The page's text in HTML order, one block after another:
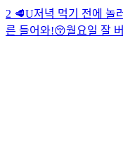
2 🥩U저녁 먹기 전에 놀
른 들어와!😚월요일 잘